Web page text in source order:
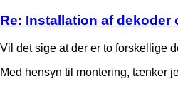
Re: Installation af
Vil det sige at der er to forskellige
Med hensyn til montering, tænker